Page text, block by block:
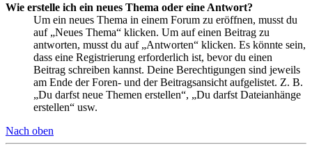
Wie erstelle ich ein neues Thema oder eine Antwort?
Um ein neues Thema in einem Forum zu eröffnen, musst du
auf „Neues Thema“ klicken. Um auf einen Beitrag zu
antworten, musst du auf „Antworten“ klicken. Es könnte sein,
dass eine Registrierung erforderlich ist, bevor du einen
Beitrag schreiben kannst. Deine Berechtigungen sind jeweils
am Ende der Foren- und der Beitragsansicht aufgelistet. Z. B.
„Du darfst neue Themen erstellen“, „Du darfst Dateianhänge
erstellen“ usw.
Nach oben